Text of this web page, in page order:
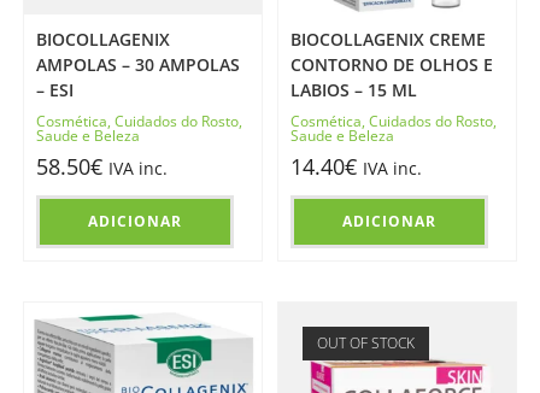
BIOCOLLAGENIX
AMPOLAS – 30 AMPOLAS
– ESI
Cosmética, Cuidados do Rosto,
Saude e Beleza
58.50€ IVA inc.
ADICIONAR
BIOCOLLAGENIX CREME
CONTORNO DE OLHOS E
LABIOS – 15 ML
Cosmética,Cuidados do Rosto,
Saude e Beleza
14.40€ IVA inc.
ADICIONAR
OUT OF STOCK